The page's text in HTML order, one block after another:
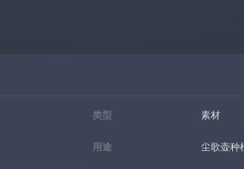
类型 素材
用途 尘歌壶种